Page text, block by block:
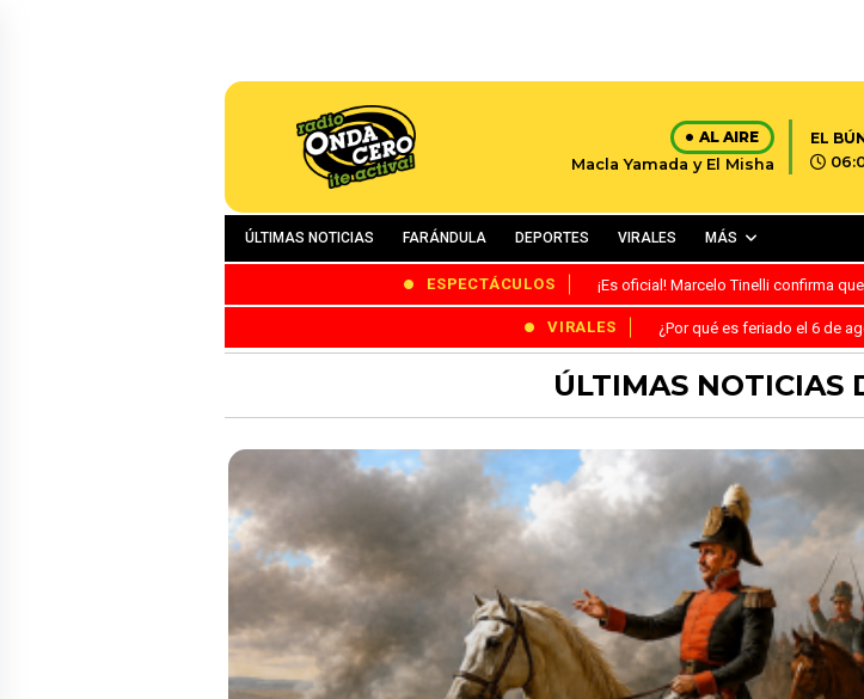
AL AIRE
Macla Yamada y El Misha
EL
ÚLTIMAS NOTICIAS FARÁNDULA DEPORTES VIRALES MÁS
ESPECTÁCULOS ¡Es oficial! Marcelo Tinelli confirma
VIRALES ¿Por qué es feriado el 6 de
ÚLTIMAS NOTICIAS